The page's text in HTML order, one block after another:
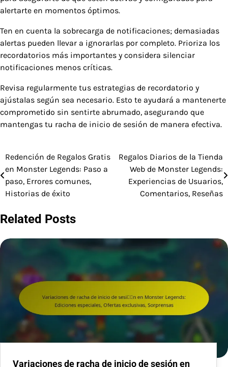
alertarte en momentos óptimos.
Ten en cuenta la sobrecarga de notificaciones; demasiadas
alertas pueden llevar a ignorarlas por completo. Prioriza los
recordatorios más importantes y considera silenciar
notificaciones menos críticas.
Revisa regularmente tus estrategias de recordatorio y
ajústalas según sea necesario. Esto te ayudará a mantenerte
comprometido sin sentirte abrumado, asegurando que
mantengas tu racha de inicio de sesión de manera efectiva.
Post
navigation
Redención de Regalos Gratis
en Monster Legends: Paso a
paso, Errores comunes,
Historias de éxito
Regalos Diarios de la Tienda
Web de Monster Legends:
Experiencias de Usuarios,
Comentarios, Reseñas
Related Posts
Variaciones de racha de inicio de sesión en